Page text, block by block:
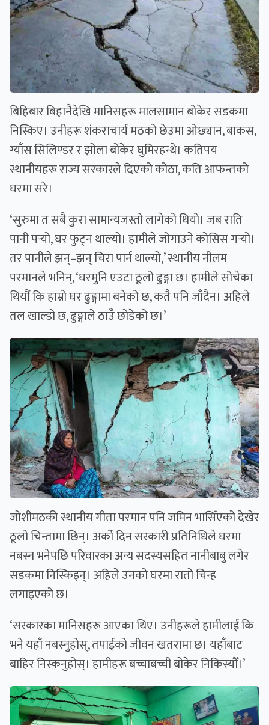
बिहिबार बिहानैदेखि मानिसहरू मालसामान बोकेर सडकमा
निस्किए। उनीहरू शंकराचार्य मठको छेउमा ओछ्यान, बाकस,
ग्याँस सिलिण्डर र झोला बोकेर घुमिरहन्थे। कतिपय
स्थानीयहरू राज्य सरकारले दिएको कोठा, कति आफन्तको
घरमा सरे।
‘सुरुमा त सबै कुरा सामान्यजस्तो लागेको थियो। जब राति
पानी पर्‍यो, घर फुट्न थाल्यो। हामीले जोगाउने कोसिस गर्‍यो।
तर पानीले झन्–झन् चिरा पार्न थाल्यो,’ स्थानीय नीलम
परमानले भनिन्, ‘घरमुनि एउटा ठूलो ढुङ्गा छ। हामीले सोचेका
थियौं कि हाम्रो घर ढुङ्गामा बनेको छ, कतै पनि जाँदैन। अहिले
तल खाल्डो छ, ढुङ्गाले ठाउँ छोडेको छ।’
जोशीमठकी स्थानीय गीता परमान पनि जमिन भासिँएको देखेर
ठूलो चिन्तामा छिन्। अर्को दिन सरकारी प्रतिनिधिले घरमा
नबस्न भनेपछि परिवारका अन्य सदस्यसहित नानीबाबु लगेर
सडकमा निस्किइन्। अहिले उनको घरमा रातो चिन्ह
लगाइएको छ।
‘सरकारका मानिसहरू आएका थिए। उनीहरूले हामीलाई कि
भने यहाँ नबस्नुहोस्, तपाईको जीवन खतरामा छ। यहाँबाट
बाहिर निस्कनुहोस्। हामीहरू बच्चाबच्ची बोकेर निकिस्यौँ।’